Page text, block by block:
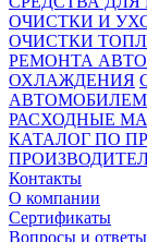
ОЧИСТКИ И
ОЧИСТКИ
РЕМОНТА
ОХЛАЖДЕНИЯ
АВТОМОБИЛЕМ
РАСХОДНЫЕ
КАТАЛОГ ПО
Контакты
О компании
Сертификаты
Вопросы и ответы